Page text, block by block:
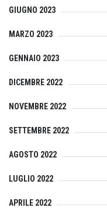
GIUGNO 2023
MARZO 2023
GENNAIO 2023
DICEMBRE 2022
NOVEMBRE 2022
SETTEMBRE 2022
AGOSTO 2022
LUGLIO 2022
APRILE 2022